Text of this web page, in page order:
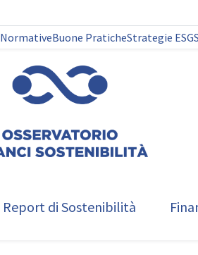
NormativeBuone PraticheStrategie ESG
Report di Sostenibilità